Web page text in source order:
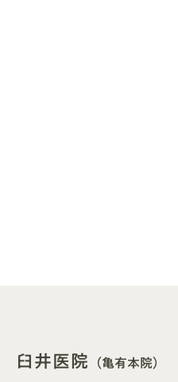
臼井医院 （亀有本院）